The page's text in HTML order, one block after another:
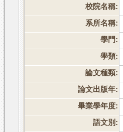
校院名稱:
系所名稱:
學門:
學類:
論文種類:
論文出版年:
畢業學年度:
語文別: